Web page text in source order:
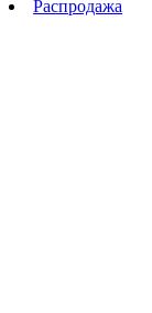
Распродажа